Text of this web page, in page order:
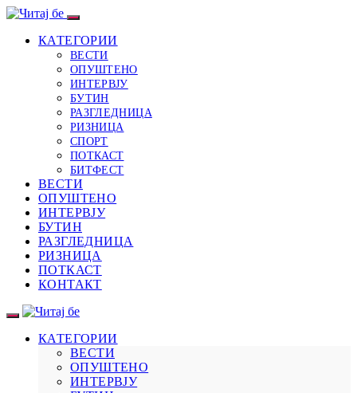
КАТЕГОРИИ
ВЕСТИ
ОПУШТЕНО
ИНТЕРВЈУ
БУТИН
РАЗГЛЕДНИЦА
РИЗНИЦА
СПОРТ
ПОТКАСТ
БИТФЕСТ
ВЕСТИ
ОПУШТЕНО
ИНТЕРВЈУ
БУТИН
РАЗГЛЕДНИЦА
РИЗНИЦА
ПОТКАСТ
КОНТАКТ
КАТЕГОРИИ
ВЕСТИ
ОПУШТЕНО
ИНТЕРВЈУ